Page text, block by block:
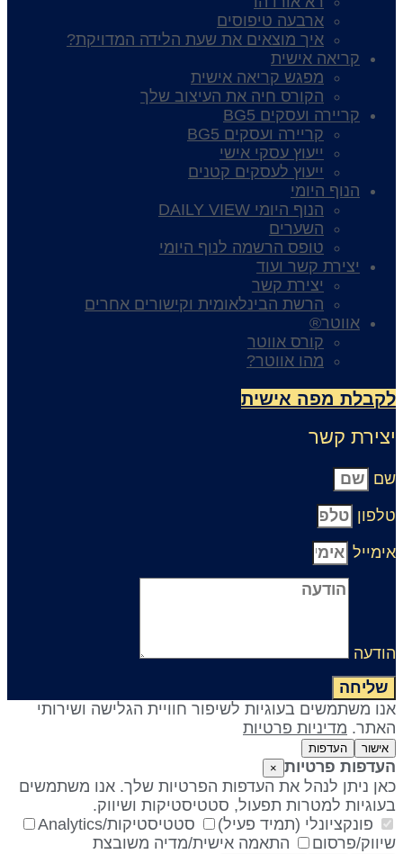
ארבעה טיפוסים
איך מוצאים את שעת הלידה המדויקת?
קריאה אישית
מפגש קריאה אישית
הקורס חיה את העיצוב שלך
קריירה ועסקים BG5
קריירה ועסקים BG5
ייעוץ עסקי אישי
ייעוץ לעסקים קטנים
הנוף היומי
הנוף היומי DAILY VIEW
השערים
טופס הרשמה לנוף היומי
יצירת קשר ועוד
יצירת קשר
הרשת הבינלאומית וקישורים אחרים
אווטר®
קורס אווטר
מהו אווטר?
מפה אישית
קשר
שליחה
משתמשים בעוגיות לשיפור חוויית הגלישה ושירותי
מדיניות פרטיות
אישור העדפות
פרטיות ×
ניתן לנהל את העדפות הפרטיות שלך. אנו משתמשים
למטרות תפעול, סטטיסטיקות ושיווק.
פונקציונלי (תמיד פעיל)
סטטיסטיקות/Analytics
פרסום
התאמה אישית/מדיה משובצת